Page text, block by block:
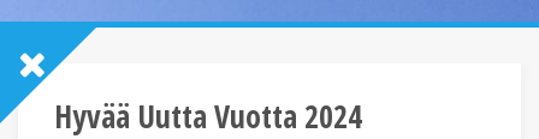
Hyvää Uutta Vuotta 2024